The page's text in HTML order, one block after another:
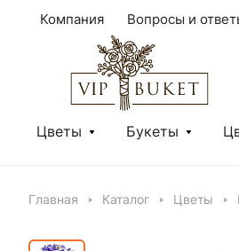
Компания Вопросы и
Цветы Букеты
Главная Каталог Цветы